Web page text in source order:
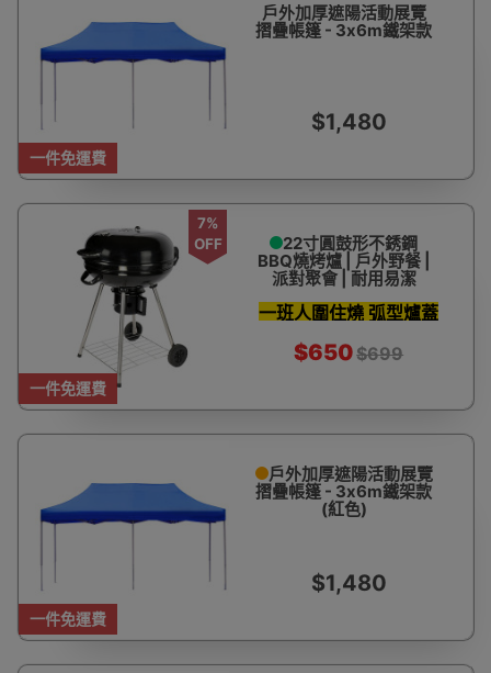
一件免運費
戶外加厚遮陽活動展覽
摺疊帳篷 - 3x6m鐵架款
$1,480
一件免運費
7%
OFF
22寸圓鼓形不銹鋼
BBQ燒烤爐 | 戶外野餐 |
派對聚會 | 耐用易潔
一班人圍住燒 弧型爐蓋
燜烤鎖住肉汁
$650$699
一件免運費
戶外加厚遮陽活動展覽
摺疊帳篷 - 3x6m鐵架款
(紅色)
$1,480